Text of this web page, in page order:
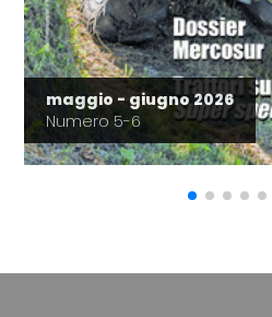
maggio - giugno 2026
Numero 5-6